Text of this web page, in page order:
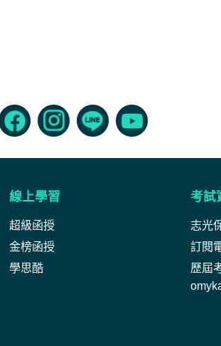
線上學習
超級函授
金榜函授
學思酷
考試
志光
訂閱
歷屆